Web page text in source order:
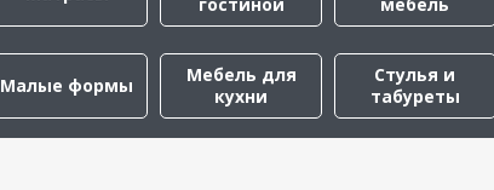
Малые формы
Мебель для
кухни
Стулья и
табуреты